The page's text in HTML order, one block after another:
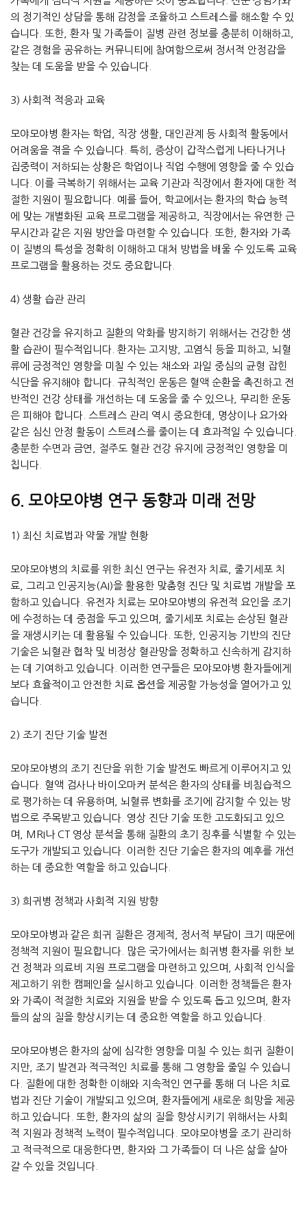
의 정기적인 상담을 통해 감정을 조율하고 스트레스를 해소할 수 있
습니다. 또한, 환자 및 가족들이 질병 관련 정보를 충분히 이해하고,
같은 경험을 공유하는 커뮤니티에 참여함으로써 정서적 안정감을
찾는 데 도움을 받을 수 있습니다.
3) 사회적 적응과 교육
모야모야병 환자는 학업, 직장 생활, 대인관계 등 사회적 활동에서
어려움을 겪을 수 있습니다. 특히, 증상이 갑작스럽게 나타나거나
집중력이 저하되는 상황은 학업이나 직업 수행에 영향을 줄 수 있습
니다. 이를 극복하기 위해서는 교육 기관과 직장에서 환자에 대한 적
절한 지원이 필요합니다. 예를 들어, 학교에서는 환자의 학습 능력
에 맞는 개별화된 교육 프로그램을 제공하고, 직장에서는 유연한 근
무시간과 같은 지원 방안을 마련할 수 있습니다. 또한, 환자와 가족
이 질병의 특성을 정확히 이해하고 대처 방법을 배울 수 있도록 교육
프로그램을 활용하는 것도 중요합니다.
4) 생활 습관 관리
혈관 건강을 유지하고 질환의 악화를 방지하기 위해서는 건강한 생
활 습관이 필수적입니다. 환자는 고지방, 고염식 등을 피하고, 뇌혈
류에 긍정적인 영향을 미칠 수 있는 채소와 과일 중심의 균형 잡힌
식단을 유지해야 합니다. 규칙적인 운동은 혈액 순환을 촉진하고 전
반적인 건강 상태를 개선하는 데 도움을 줄 수 있으나, 무리한 운동
은 피해야 합니다. 스트레스 관리 역시 중요한데, 명상이나 요가와
같은 심신 안정 활동이 스트레스를 줄이는 데 효과적일 수 있습니다.
충분한 수면과 금연, 절주도 혈관 건강 유지에 긍정적인 영향을 미
칩니다.
6. 모야모야병 연구 동향과 미래 전망
1) 최신 치료법과 약물 개발 현황
모야모야병의 치료를 위한 최신 연구는 유전자 치료, 줄기세포 치
료, 그리고 인공지능(AI)을 활용한 맞춤형 진단 및 치료법 개발을 포
함하고 있습니다. 유전자 치료는 모야모야병의 유전적 요인을 조기
에 수정하는 데 중점을 두고 있으며, 줄기세포 치료는 손상된 혈관
을 재생시키는 데 활용될 수 있습니다. 또한, 인공지능 기반의 진단
기술은 뇌혈관 협착 및 비정상 혈관망을 정확하고 신속하게 감지하
는 데 기여하고 있습니다. 이러한 연구들은 모야모야병 환자들에게
보다 효율적이고 안전한 치료 옵션을 제공할 가능성을 열어가고 있
습니다.
2) 조기 진단 기술 발전
모야모야병의 조기 진단을 위한 기술 발전도 빠르게 이루어지고 있
습니다. 혈액 검사나 바이오마커 분석은 환자의 상태를 비침습적으
로 평가하는 데 유용하며, 뇌혈류 변화를 조기에 감지할 수 있는 방
법으로 주목받고 있습니다. 영상 진단 기술 또한 고도화되고 있으
며, MRI나 CT 영상 분석을 통해 질환의 초기 징후를 식별할 수 있는
도구가 개발되고 있습니다. 이러한 진단 기술은 환자의 예후를 개선
하는 데 중요한 역할을 하고 있습니다.
3) 희귀병 정책과 사회적 지원 방향
모야모야병과 같은 희귀 질환은 경제적, 정서적 부담이 크기 때문에
정책적 지원이 필요합니다. 많은 국가에서는 희귀병 환자를 위한 보
건 정책과 의료비 지원 프로그램을 마련하고 있으며, 사회적 인식을
제고하기 위한 캠페인을 실시하고 있습니다. 이러한 정책들은 환자
와 가족이 적절한 치료와 지원을 받을 수 있도록 돕고 있으며, 환자
들의 삶의 질을 향상시키는 데 중요한 역할을 하고 있습니다.
모야모야병은 환자의 삶에 심각한 영향을 미칠 수 있는 희귀 질환이
지만, 조기 발견과 적극적인 치료를 통해 그 영향을 줄일 수 있습니
다. 질환에 대한 정확한 이해와 지속적인 연구를 통해 더 나은 치료
법과 진단 기술이 개발되고 있으며, 환자들에게 새로운 희망을 제공
하고 있습니다. 또한, 환자의 삶의 질을 향상시키기 위해서는 사회
적 지원과 정책적 노력이 필수적입니다. 모야모야병을 조기 관리하
고 적극적으로 대응한다면, 환자와 그 가족들이 더 나은 삶을 살아
갈 수 있을 것입니다.